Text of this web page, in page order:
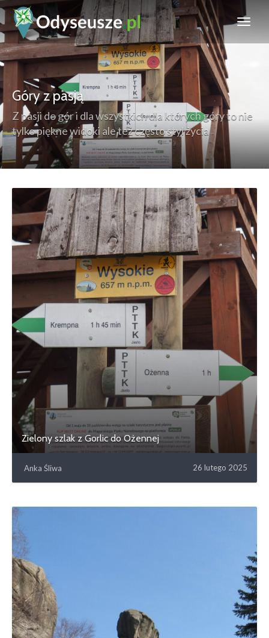
Góry z pasją
Z pasji do gór i dla wszystkich dla których góry to nie
tylko piękne widoki ale też często styl życia
Zielony szlak z Gorlic do Ożennej
Anka Śliwa 26 lutego 2025